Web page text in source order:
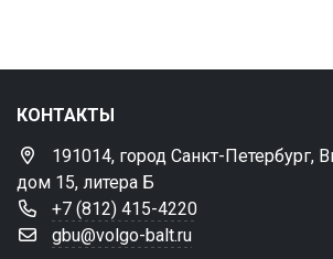
КОНТАКТЫ
191014, город Санкт-Петербург,
дом 15, литера Б
+7 (812) 415-4220
gbu@volgo-balt.ru